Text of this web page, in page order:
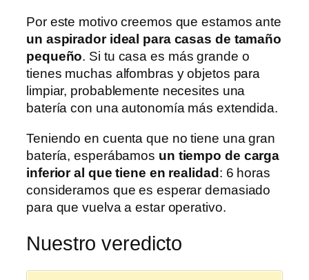
Por este motivo creemos que estamos ante
un aspirador ideal para casas de tamaño
pequeño. Si tu casa es más grande o
tienes muchas alfombras y objetos para
limpiar, probablemente necesites una
batería con una autonomía más extendida.
Teniendo en cuenta que no tiene una gran
batería, esperábamos un tiempo de carga
inferior al que tiene en realidad : 6 horas
consideramos que es esperar demasiado
para que vuelva a estar operativo.
Nuestro veredicto